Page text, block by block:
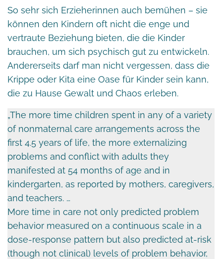
So sehr sich Erzieherinnen auch bemühen – sie
können den Kindern oft nicht die enge und
vertraute Beziehung bieten, die die Kinder
brauchen, um sich psychisch gut zu entwickeln.
Andererseits darf man nicht vergessen, dass die
Krippe oder Kita eine Oase für Kinder sein kann,
die zu Hause Gewalt und Chaos erleben.
„The more time children spent in any of a variety
of nonmaternal care arrangements across the
first 4.5 years of life, the more externalizing
problems and conflict with adults they
manifested at 54 months of age and in
kindergarten, as reported by mothers, caregivers,
and teachers. …
More time in care not only predicted problem
behavior measured on a continuous scale in a
dose-response pattern but also predicted at-risk
(though not clinical) levels of problem behavior,